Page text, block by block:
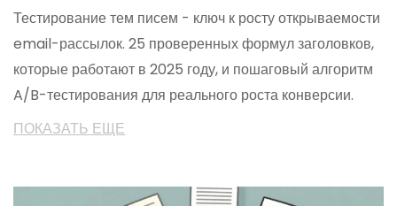
Тестирование тем писем - ключ к росту открываемости
email-рассылок. 25 проверенных формул заголовков,
которые работают в 2025 году, и пошаговый алгоритм
A/B-тестирования для реального роста конверсии.
ПОКАЗАТЬ ЕЩЕ